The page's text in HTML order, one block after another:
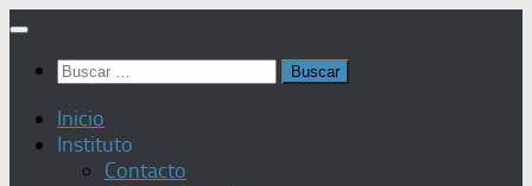
Saltar
contenido
Buscar:
Inicio
Instituto
Contacto